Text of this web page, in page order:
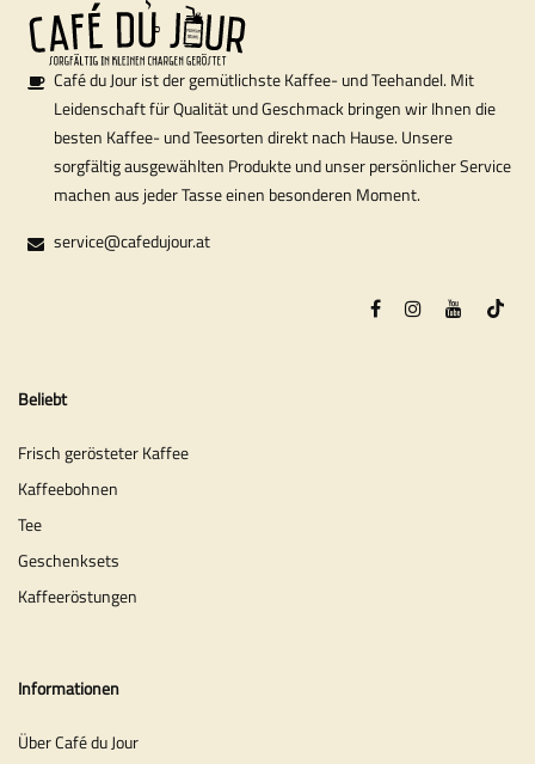
Café du Jour ist der gemütlichste Kaffee- und Teehandel. Mit
Leidenschaft für Qualität und Geschmack bringen wir Ihnen die
besten Kaffee- und Teesorten direkt nach Hause. Unsere
sorgfältig ausgewählten Produkte und unser persönlicher Service
machen aus jeder Tasse einen besonderen Moment.
service@cafedujour.at
Beliebt
Frisch gerösteter Kaffee
Kaffeebohnen
Tee
Geschenksets
Kaffeeröstungen
Informationen
Über Café du Jour